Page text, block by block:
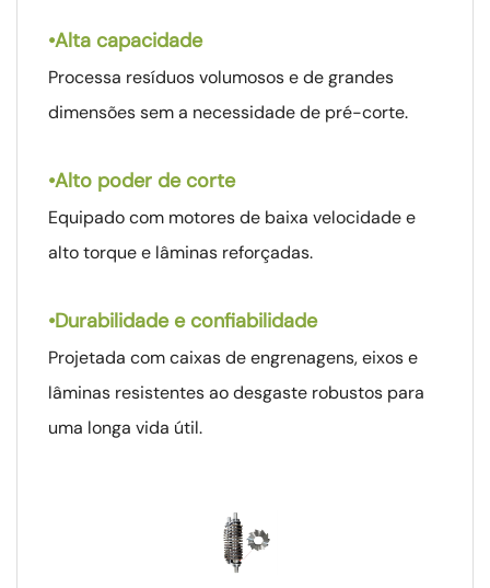
•Alta capacidade
Processa resíduos volumosos e de grandes
dimensões sem a necessidade de pré-corte.
•Alto poder de corte
Equipado com motores de baixa velocidade e
alto torque e lâminas reforçadas.
•Durabilidade e confiabilidade
Projetada com caixas de engrenagens, eixos e
lâminas resistentes ao desgaste robustos para
uma longa vida útil.